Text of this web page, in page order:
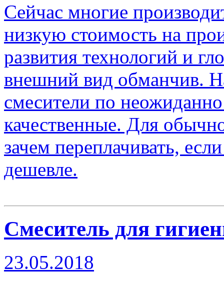
Сейчас многие
низкую стоимость на
развития технологий и
внешний вид обманчив.
смесители по
качественные. Для
зачем переплачивать,
дешевле.
Смеситель для
23.05.2018